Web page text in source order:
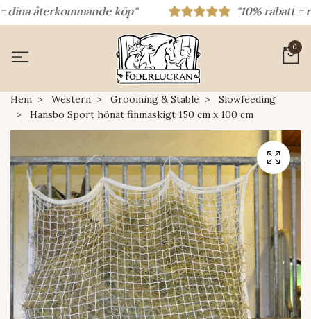
återkommande köp" "10% rabatt =
0
Hem Western Grooming & Stable
Slowfeeding
Hansbo Sport hönät finmaskigt 150 cm x 100 cm